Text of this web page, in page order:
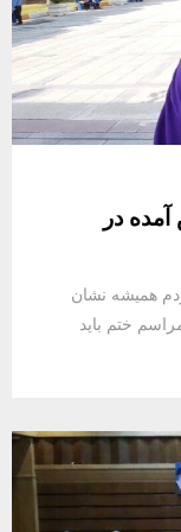
در
همیشه نشان
ختم باید